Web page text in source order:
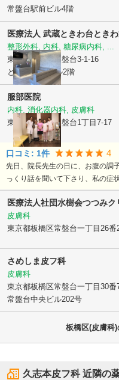
常盤台駅前ビル4階
医療法人 武蔵ときわ台とき
整形外科, 内科, 糖尿病内科, ...
東京都板橋区常盤台3-1-16
ときわ3116ビル2階
服部医院
内科, 消化器内科, 皮膚科
東京都板橋区常盤台1丁目7-17
口コミ: 1件 4
先日、院長先生の日に、お腹の調
っくり話を聞いて下さり、私の症
医療法人社団水樹会つつみク
皮膚科
東京都板橋区常盤台一丁目26番
さめしま皮フ科
皮膚科
東京都板橋区常盤台一丁目30番
常盤台中央ビル202号
板橋区(皮膚科
久志本皮フ科近隣の